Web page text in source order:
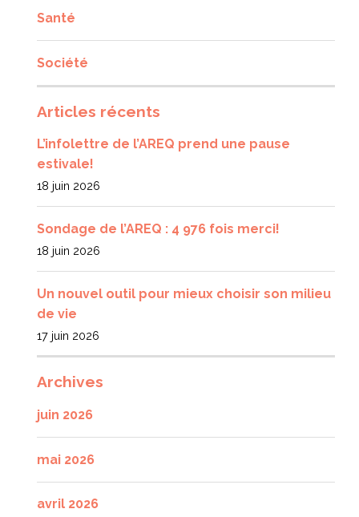
Santé
Société
Articles récents
L’infolettre de l’AREQ prend une pause
estivale!
18 juin 2026
Sondage de l’AREQ : 4 976 fois merci!
18 juin 2026
Un nouvel outil pour mieux choisir son milieu
de vie
17 juin 2026
Archives
juin 2026
mai 2026
avril 2026